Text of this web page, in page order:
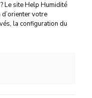
Le site Help Humidité
votre
la configuration du